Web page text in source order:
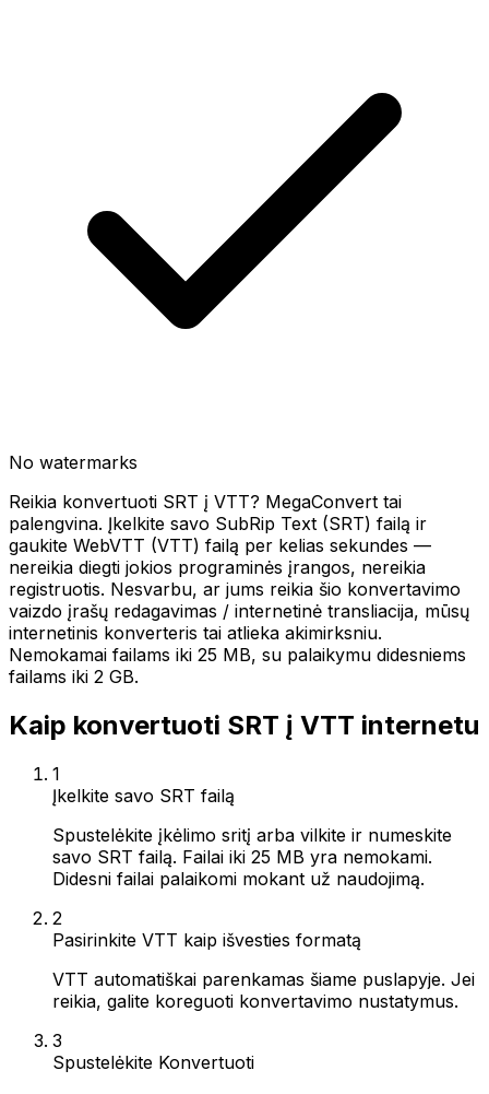
No watermarks
Reikia konvertuoti SRT į VTT? MegaConvert tai
palengvina. Įkelkite savo SubRip Text (SRT) failą ir
gaukite WebVTT (VTT) failą per kelias sekundes —
nereikia diegti jokios programinės įrangos, nereikia
registruotis. Nesvarbu, ar jums reikia šio konvertavimo
vaizdo įrašų redagavimas / internetinė transliacija, mūsų
internetinis konverteris tai atlieka akimirksniu.
Nemokamai failams iki 25 MB, su palaikymu didesniems
failams iki 2 GB.
Kaip konvertuoti SRT į VTT internetu
1
Įkelkite savo SRT failą
Spustelėkite įkėlimo sritį arba vilkite ir numeskite
savo SRT failą. Failai iki 25 MB yra nemokami.
Didesni failai palaikomi mokant už naudojimą.
2
Pasirinkite VTT kaip išvesties formatą
VTT automatiškai parenkamas šiame puslapyje. Jei
reikia, galite koreguoti konvertavimo nustatymus.
3
Spustelėkite Konvertuoti